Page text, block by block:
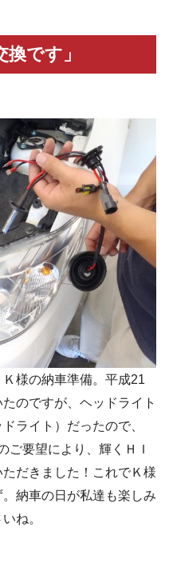
換です」
様の納車準備。平成21
のですが、ヘッドライト
ライト）だったので、
ご要望により、輝くＨＩ
だきました！これでＫ様
納車の日が私達も楽しみ
ね。